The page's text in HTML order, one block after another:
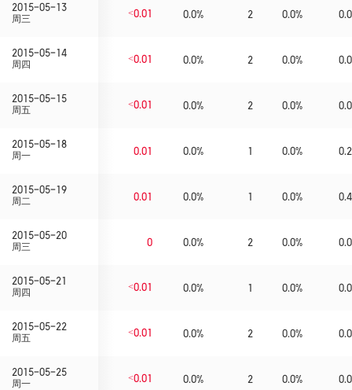
2015-05-13
周三
<0.01 0.0% 2 0.0% 0.0
2015-05-14
周四
<0.01 0.0% 2 0.0% 0.0
2015-05-15
周五
<0.01 0.0% 2 0.0% 0.0
2015-05-18
周一
0.01 0.0% 1 0.0% 0.2
2015-05-19
周二
0.01 0.0% 1 0.0% 0.4
2015-05-20
周三
0 0.0% 2 0.0% 0.0
2015-05-21
周四
<0.01 0.0% 1 0.0% 0.0
2015-05-22
周五
<0.01 0.0% 2 0.0% 0.0
2015-05-25
周一
<0.01 0.0% 2 0.0% 0.0